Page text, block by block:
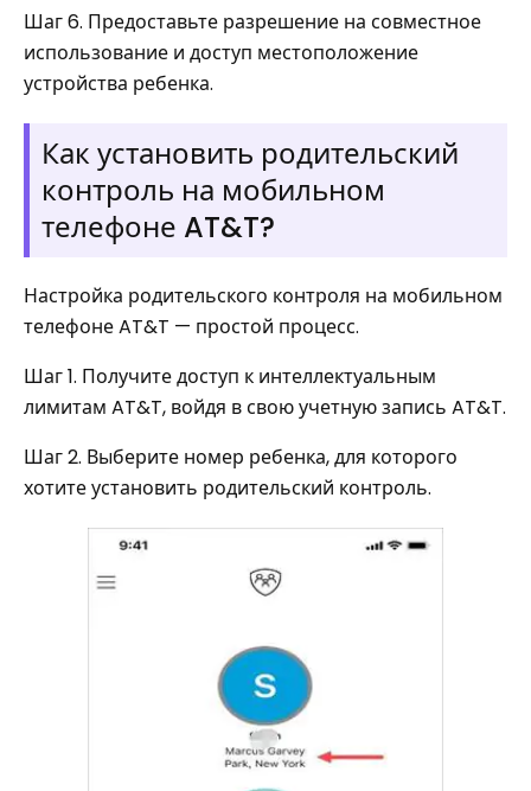
Шаг 6. Предоставьте разрешение на совместное
использование и доступ местоположение
устройства ребенка.
Как установить родительский
контроль на мобильном
телефоне AT&T?
Настройка родительского контроля на мобильном
телефоне AT&T — простой процесс.
Шаг 1. Получите доступ к интеллектуальным
лимитам AT&T, войдя в свою учетную запись AT&T.
Шаг 2. Выберите номер ребенка, для которого
хотите установить родительский контроль.